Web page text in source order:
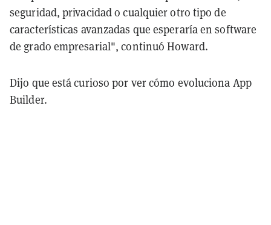
seguridad, privacidad o cualquier otro tipo de
características avanzadas que esperaría en software
de grado empresarial", continuó Howard.
Dijo que está curioso por ver cómo evoluciona App
Builder.